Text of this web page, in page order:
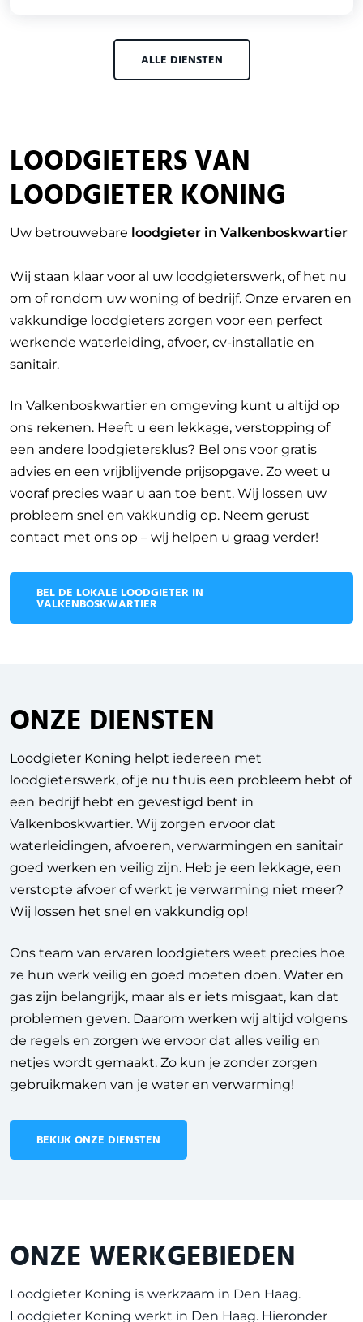
ALLE DIENSTEN
LOODGIETERS VAN
LOODGIETER KONING
Uw betrouwebare loodgieter in Valkenboskwartier
Wij staan klaar voor al uw loodgieterswerk, of het nu
om of rondom uw woning of bedrijf. Onze ervaren en
vakkundige loodgieters zorgen voor een perfect
werkende waterleiding, afvoer, cv-installatie en
sanitair.
In Valkenboskwartier en omgeving kunt u altijd op
ons rekenen. Heeft u een lekkage, verstopping of
een andere loodgietersklus? Bel ons voor gratis
advies en een vrijblijvende prijsopgave. Zo weet u
vooraf precies waar u aan toe bent. Wij lossen uw
probleem snel en vakkundig op. Neem gerust
contact met ons op – wij helpen u graag verder!
BEL DE LOKALE LOODGIETER IN
VALKENBOSKWARTIER
ONZE DIENSTEN
Loodgieter Koning helpt iedereen met
loodgieterswerk, of je nu thuis een probleem hebt of
een bedrijf hebt en gevestigd bent in
Valkenboskwartier. Wij zorgen ervoor dat
waterleidingen, afvoeren, verwarmingen en sanitair
goed werken en veilig zijn. Heb je een lekkage, een
verstopte afvoer of werkt je verwarming niet meer?
Wij lossen het snel en vakkundig op!
Ons team van ervaren loodgieters weet precies hoe
ze hun werk veilig en goed moeten doen. Water en
gas zijn belangrijk, maar als er iets misgaat, kan dat
problemen geven. Daarom werken wij altijd volgens
de regels en zorgen we ervoor dat alles veilig en
netjes wordt gemaakt. Zo kun je zonder zorgen
gebruikmaken van je water en verwarming!
BEKIJK ONZE DIENSTEN
ONZE WERKGEBIEDEN
Loodgieter Koning is werkzaam in Den Haag.
Loodgieter Koning werkt in Den Haag. Hieronder